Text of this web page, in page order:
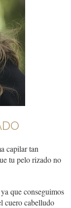
capilar tan
tu pelo rizado no
que conseguimos
cuero cabelludo